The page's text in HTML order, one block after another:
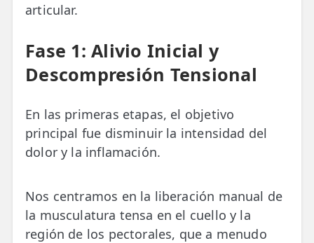
articular.
Fase 1: Alivio Inicial y
Descompresión Tensional
En las primeras etapas, el objetivo
principal fue disminuir la intensidad del
dolor y la inflamación.
Nos centramos en la liberación manual de
la musculatura tensa en el cuello y la
región de los pectorales, que a menudo